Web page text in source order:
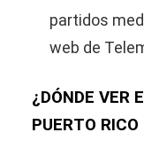
partidos
web de
¿DÓNDE VER
PUERTO